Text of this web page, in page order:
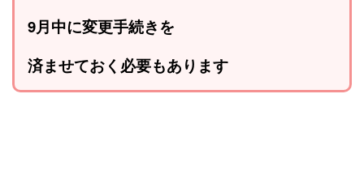
9月中に変更手続きを
済ませておく必要もあります